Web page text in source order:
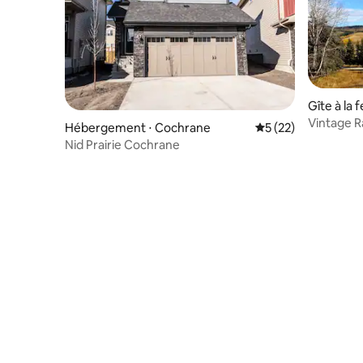
Hébergement ⋅ Cochrane Évaluation
5 (22)
Nid Prairie Cochrane
Gîte à la
County
Vintage